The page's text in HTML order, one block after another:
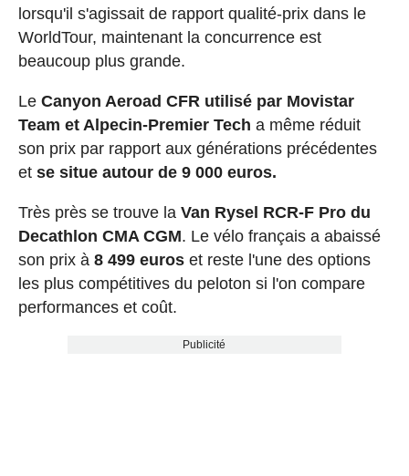
lorsqu'il s'agissait de rapport qualité-prix dans le
WorldTour, maintenant la concurrence est
beaucoup plus grande.
Le Canyon Aeroad CFR utilisé par Movistar
Team et Alpecin-Premier Tech a même réduit
son prix par rapport aux générations précédentes
et se situe autour de 9 000 euros.
Très près se trouve la Van Rysel RCR-F Pro du
Decathlon CMA CGM. Le vélo français a abaissé
son prix à 8 499 euroset reste l'une des options
les plus compétitives du peloton si l'on compare
performances et coût.
Publicité